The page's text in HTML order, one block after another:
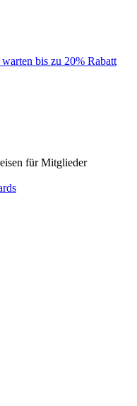
bis zu 20% Rabatt
für Mitglieder